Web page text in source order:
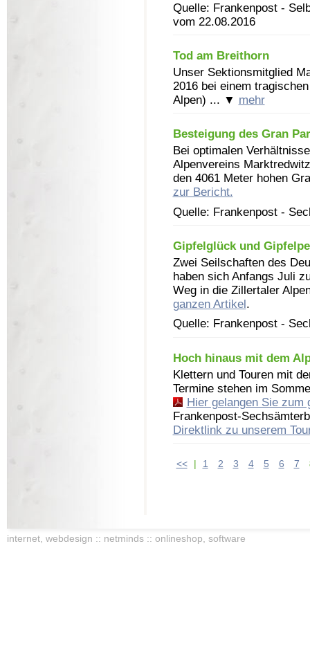
Quelle: Frankenpost -
vom 22.08.2016
Tod am Breithorn
Unser Sektionsmitglied
2016 bei einem
Alpen) ... ▼ mehr
Besteigung des Gran
Bei optimalen
Alpenvereins
den 4061 Meter hohen
zur Bericht.
Quelle: Frankenpost -
Gipfelglück und
Zwei Seilschaften des
haben sich Anfangs Juli
Weg in die Zillertaler
ganzen Artikel.
Quelle: Frankenpost -
Hoch hinaus mit dem
Klettern und Touren mit
Termine stehen im
Hier gelangen Sie zum
Frankenpost-
Direktlink zu unserem
<< | 1 2 3 4 5 6 7
internet, webdesign :: netminds :: onlineshop, software